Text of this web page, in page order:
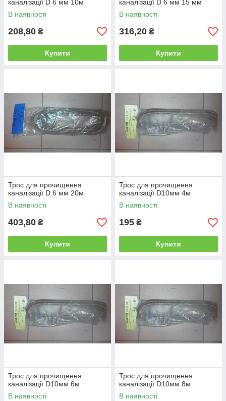
каналізації D 6 мм 10м
В наявності
208,80 ₴
Купити
каналізації D 6 мм 15 мм
В наявності
316,20 ₴
Купити
Трос для прочищення
каналізації D 6 мм 20м
В наявності
403,80 ₴
Купити
Трос для прочищення
каналізації D10мм 4м
В наявності
195 ₴
Купити
Трос для прочищення
каналізації D10мм 6м
В наявності
Трос для прочищення
каналізації D10мм 8м
В наявності